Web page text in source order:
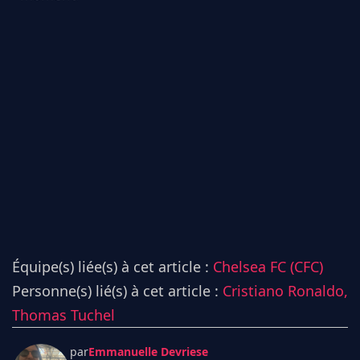
Équipe(s) liée(s) à cet article : Chelsea FC (CFC)
Personne(s) lié(s) à cet article : Cristiano Ronaldo,
Thomas Tuchel
parEmmanuelle Devriese